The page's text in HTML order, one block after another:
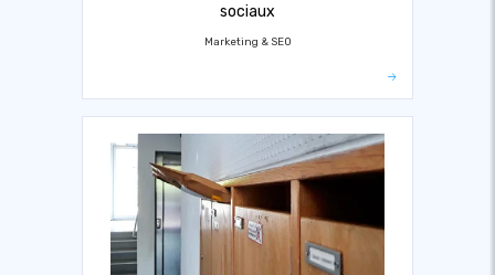
sociaux
Marketing & SEO